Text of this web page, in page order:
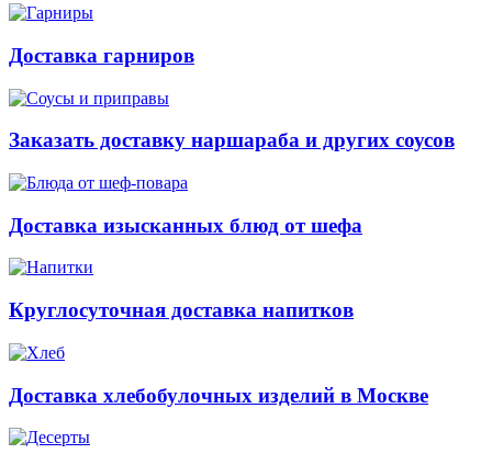
Доставка гарниров
Заказать доставку наршараба и других соусов
Доставка изысканных блюд от шефа
Круглосуточная доставка напитков
Доставка хлебобулочных изделий в Москве